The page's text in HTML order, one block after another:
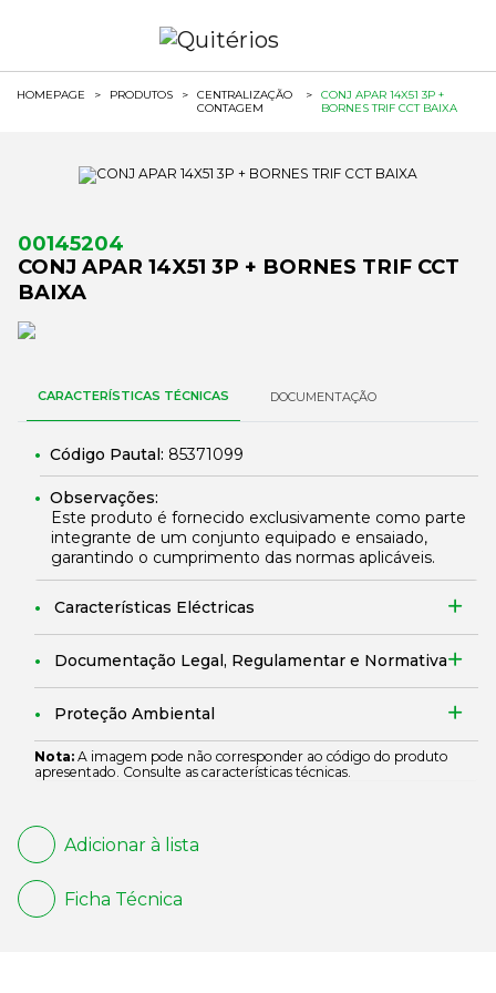
HOMEPAGE > PRODUTOS >
CENTRALIZAÇÃO
CONTAGEM
>
CONJ APAR 14X51 3P +
BORNES TRIF CCT BAIXA
00145204
CONJ APAR 14X51 3P + BORNES TRIF CCT
BAIXA
CARACTERÍSTICAS TÉCNICAS DOCUMENTAÇÃO
Código Pautal: 85371099
Observações:
Este produto é fornecido exclusivamente como parte
integrante de um conjunto equipado e ensaiado,
garantindo o cumprimento das normas aplicáveis.
Características Eléctricas
Documentação Legal, Regulamentar e Normativa
Proteção Ambiental
Nota: A imagem pode não corresponder ao código do produto
apresentado. Consulte as características técnicas.
Adicionar à lista
Ficha Técnica